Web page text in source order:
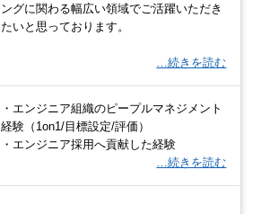
ングに関わる幅広い領域でご活躍いただき
たいと思っております。
…続きを読む
・エンジニア組織のピープルマネジメント
経験（1on1/目標設定/評価）
・エンジニア採用へ貢献した経験
…続きを読む